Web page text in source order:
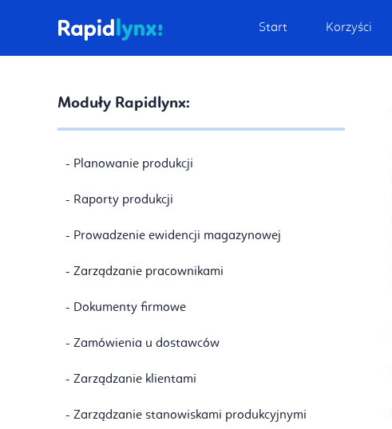
Start Korzyści
Moduły Rapidlynx:
- Planowanie produkcji
- Raporty produkcji
- Prowadzenie ewidencji magazynowej
- Zarządzanie pracownikami
- Dokumenty firmowe
- Zamówienia u dostawców
- Zarządzanie klientami
- Zarządzanie stanowiskami produkcyjnymi